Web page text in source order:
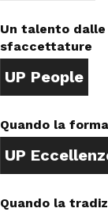
Un talento dalle
sfaccettature
UP People
Quando la
UP
Quando la